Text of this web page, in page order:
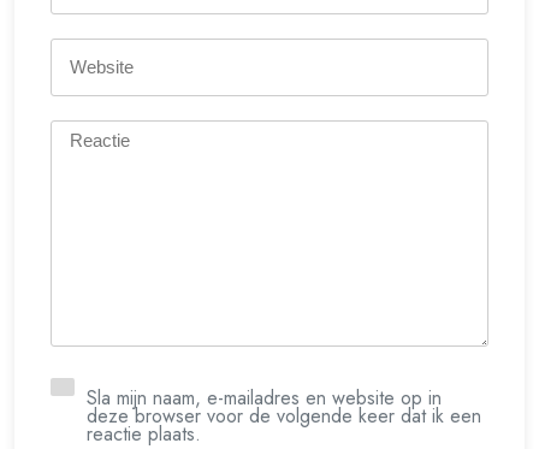
Sla mijn naam, e-mailadres en website op in
deze browser voor de volgende keer dat ik een
reactie plaats.